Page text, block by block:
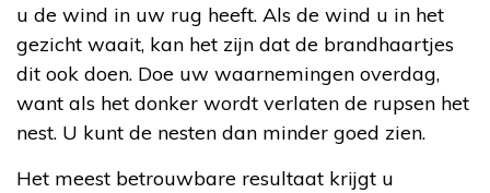
u de wind in uw rug heeft. Als de wind u in het
gezicht waait, kan het zijn dat de brandhaartjes
dit ook doen. Doe uw waarnemingen overdag,
want als het donker wordt verlaten de rupsen het
nest. U kunt de nesten dan minder goed zien.
Het meest betrouwbare resultaat krijgt u